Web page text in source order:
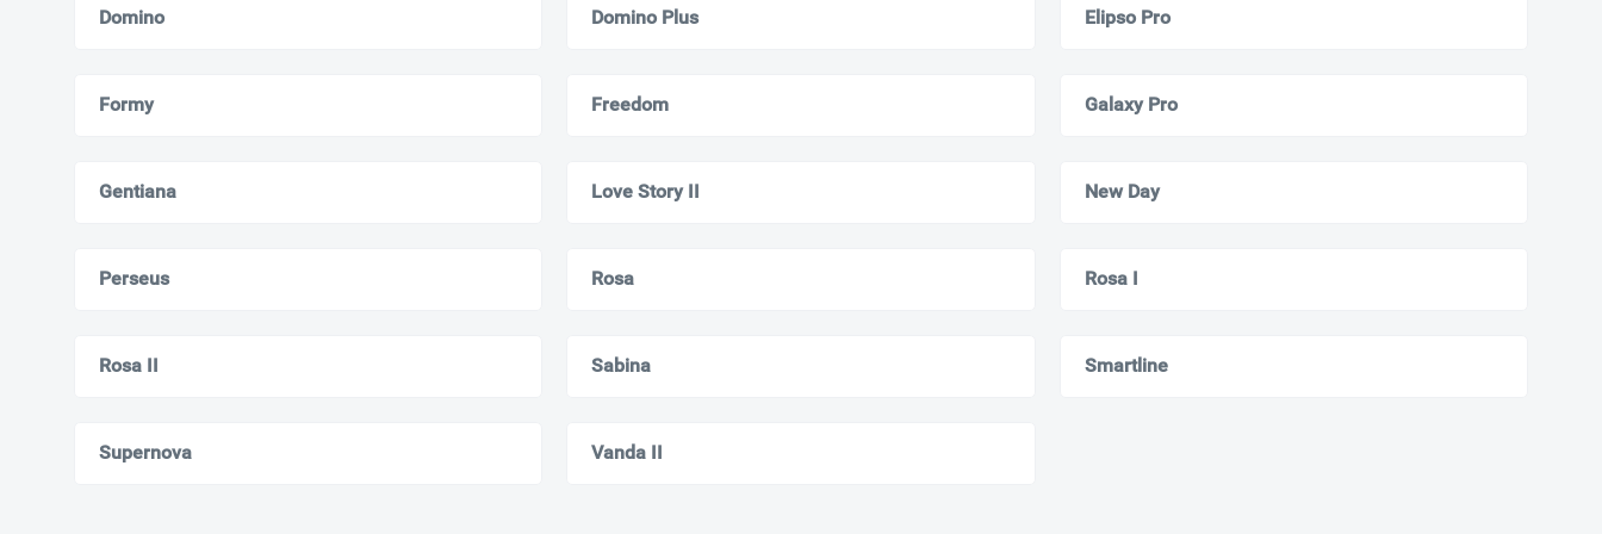
Domino Domino Plus Elipso Pro
Formy Freedom Galaxy Pro
Gentiana Love Story II New Day
Perseus Rosa Rosa I
Rosa II Sabina Smartline
Supernova Vanda II